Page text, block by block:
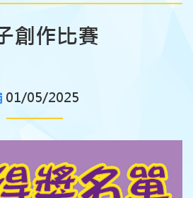
創作比賽
01/05/2025